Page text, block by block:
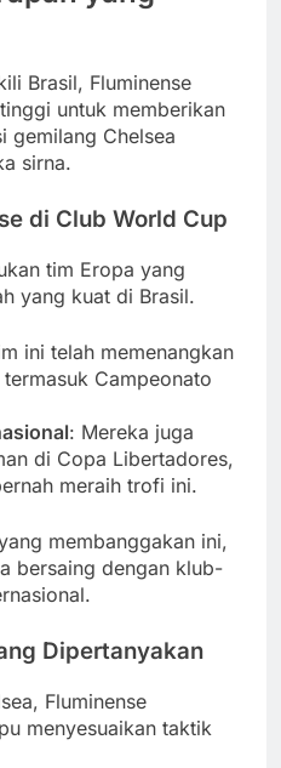
Brasil, Fluminense
untuk memberikan
gemilang Chelsea
sirna.
di Club World Cup
tim Eropa yang
yang kuat di Brasil.
ini telah memenangkan
Campeonato
: Mereka juga
di Copa Libertadores,
meraih trofi ini.
membanggakan ini,
bersaing dengan klub-
Dipertanyakan
Fluminense
menyesuaikan taktik